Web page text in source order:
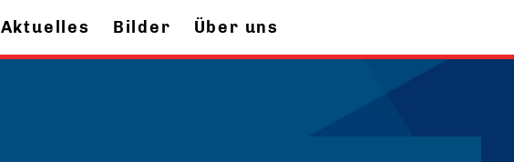
Aktuelles Bilder Über uns